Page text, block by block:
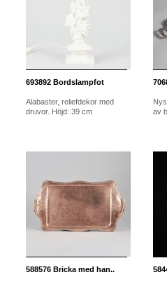
693892 Bordslampfot
Alabaster, reliefdekor med
druvor. Höjd: 39 cm
av
588576 Bricka med han..